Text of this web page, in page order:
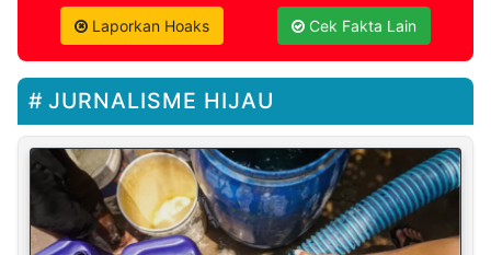
Laporkan Hoaks Cek Fakta Lain
JURNALISME HIJAU